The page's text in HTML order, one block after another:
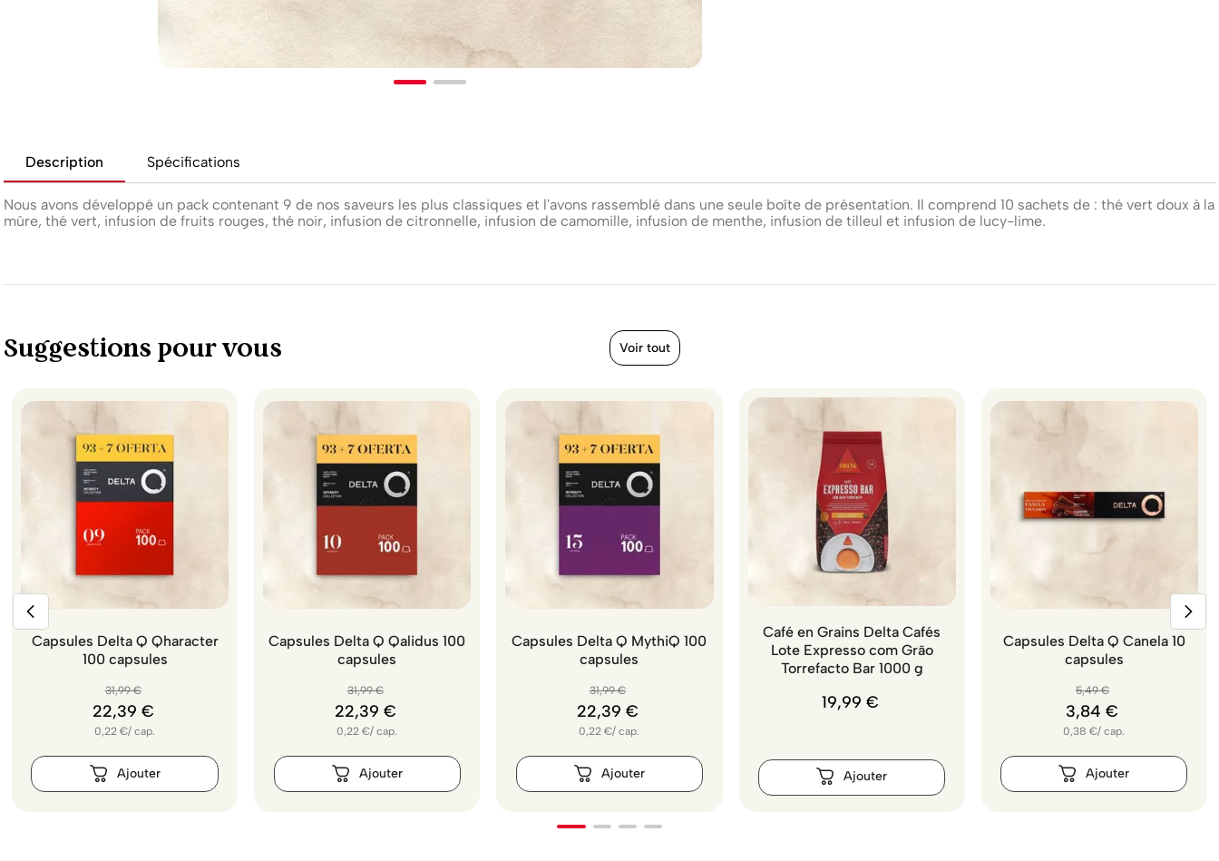
Description Spécifications
Nous avons développé un pack contenant 9 de nos saveurs les plus classiques et l'avons rassemblé dans une seule boîte de présentation. Il comprend 10 sachets de : thé vert doux à la
mûre, thé vert, infusion de fruits rouges, thé noir, infusion de citronnelle, infusion de camomille, infusion de menthe, infusion de tilleul et infusion de lucy-lime.
Suggestions pour vous Voir tout
Capsules Delta Q Qharacter
100 capsules
31,99 €
22,39 €
0,22 €/cap.
Capsules Delta Q Qalidus 100
capsules
31,99 €
22,39 €
0,22 €/cap.
Capsules Delta Q MythiQ 100
capsules
31,99 €
22,39 €
0,22 €/cap.
Café en Grains Delta Cafés
Lote Expresso com Grão
Torrefacto Bar 1000 g
19,99 €
Capsules Delta Q Canela 10
capsules
5,49 €
3,84 €
0,38 €/cap.